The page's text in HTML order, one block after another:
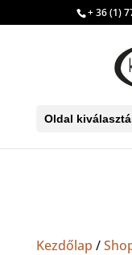
+ 36 (1)
Oldal
Kezdőlap /